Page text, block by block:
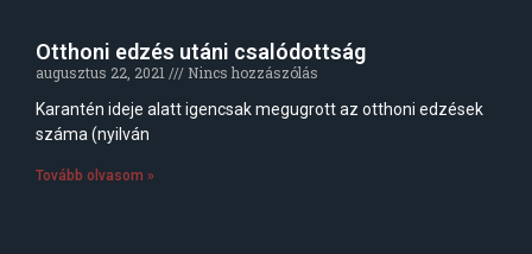
Otthoni edzés utáni csalódottság
augusztus 22, 2021
Nincs hozzászólás
Karantén ideje alatt igencsak megugrott az otthoni edzések
száma (nyilván
Tovább olvasom »